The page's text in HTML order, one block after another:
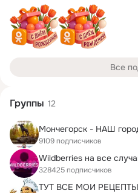
Все
Группы 12
Мончегорск - НАШ
9109 подписчиков
Wildberries на все
328425 подписчиков